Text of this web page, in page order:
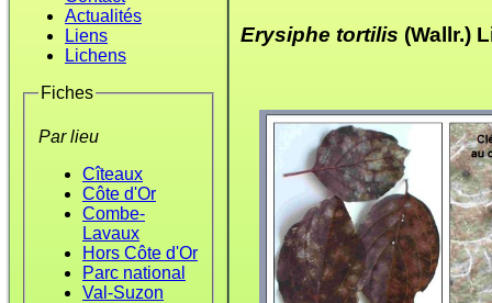
Actualités
Liens
Lichens
Fiches
Par lieu
Cîteaux
Côte d'Or
Combe-
Lavaux
Hors Côte d'Or
Parc national
Val-Suzon
Erysiphe tortilis (Wallr.)